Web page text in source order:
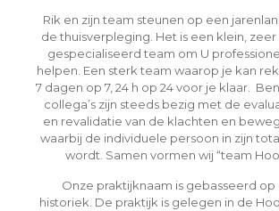
Rik en zijn team steunen op een
de thuisverpleging. Het is een klein,
gespecialiseerd team om U
helpen. Een sterk team waarop je kan
7 dagen op 7, 24 h op 24 voor je klaar.
collega’s zijn steeds bezig met de
en revalidatie van de klachten en
waarbij de individuele persoon in zijn
wordt. Samen vormen wij “team
Onze praktijknaam is gebasseerd op
historiek. De praktijk is gelegen in de